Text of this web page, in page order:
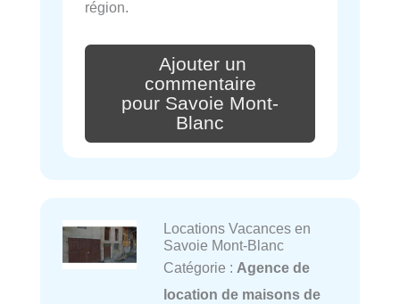
région.
Ajouter un
commentaire
pour Savoie Mont-
Blanc
Locations Vacances en
Savoie Mont-Blanc
Catégorie : Agence de
location de maisons de